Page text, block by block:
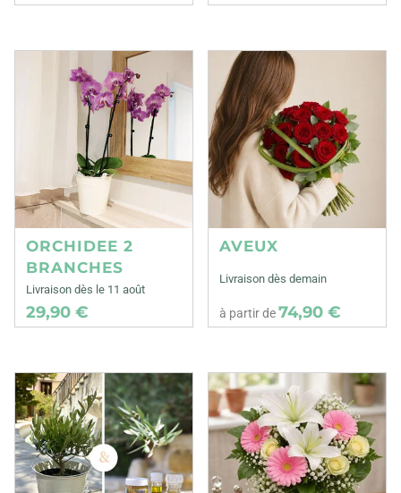
ORCHIDEE 2
BRANCHES
Livraison dès le 11 août
29,90 €
AVEUX
Livraison dès demain
à partir de74,90 €